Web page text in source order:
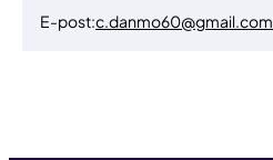
E-post:c.danmo60@gmail.com